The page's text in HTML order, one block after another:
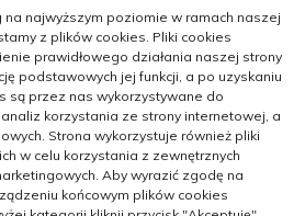
na najwyższym poziomie w ramach naszej
z plików cookies. Pliki cookies
prawidłowego działania naszej strony
podstawowych jej funkcji, a po uzyskaniu
są przez nas wykorzystywane do
korzystania ze strony internetowej, a
Strona wykorzystuje również pliki
w celu korzystania z zewnętrznych
Aby wyrazić zgodę na
końcowym plików cookies
(EU)
Jak unowocześniać dzialalność na
9 kwietnia 2021